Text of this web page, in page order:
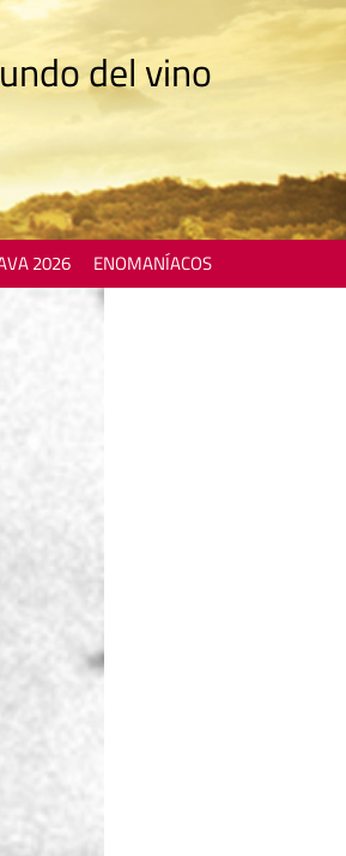
del vino
2026 ENOMANÍACOS